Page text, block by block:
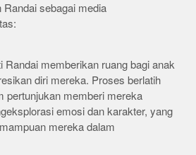
sebagai media
Randai memberikan ruang bagi anak
diri mereka. Proses berlatih
pertunjukan memberi mereka
emosi dan karakter, yang
mereka dalam